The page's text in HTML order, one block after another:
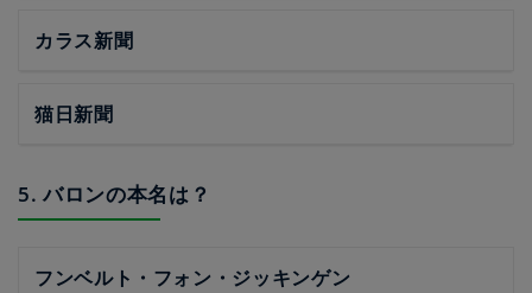
カラス新聞
猫日新聞
5. バロンの本名は？
フンベルト・フォン・ジッキンゲン